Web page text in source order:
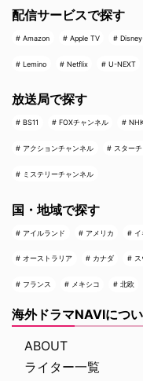
配信サービスで探す
Amazon Apple TV
Lemino Netflix U-NEXT
放送局で探す
BS11 FOXチャンネル
アクションチャンネル スター
ミステリーチャンネル
国・地域で探す
アイルランド アメリカ イ
オーストラリア カナダ
フランス メキシコ 北欧
海外ドラマNAVIにつ
ABOUT
ライター一覧